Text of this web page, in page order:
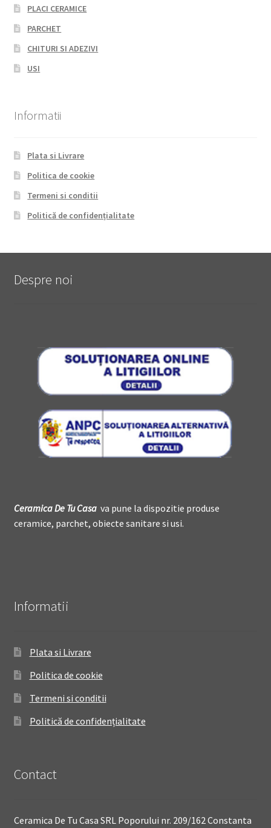
PLACI CERAMICE
PARCHET
CHITURI SI ADEZIVI
USI
Informatii
Plata si Livrare
Politica de cookie
Termeni si conditii
Politică de confidențialitate
Despre noi
Ceramica DeTu Casava pune la dispozitie produse
ceramice, parchet, obiecte sanitare si usi.
Informatii
Plata si Livrare
Politica de cookie
Termeni si conditii
Politică de confidențialitate
Contact
Ceramica De Tu Casa SRL Poporului nr. 209/162 Constanta